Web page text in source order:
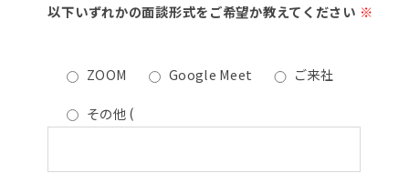
以下いずれかの面談形式をご希望か教えてください ※
ZOOM Google Meet ご来社
その他(